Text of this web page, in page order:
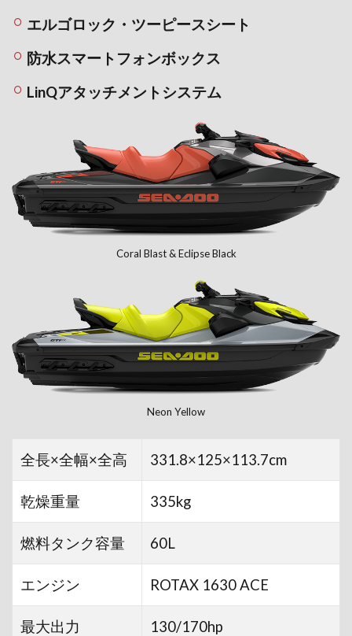
エルゴロック・ツーピースシート
防水スマートフォンボックス
LinQアタッチメントシステム
Coral Blast & Eclipse Black
Neon Yellow
全長×全幅×全高 331.8×125×113.7cm
乾燥重量 335kg
燃料タンク容量 60L
エンジン ROTAX 1630 ACE
最大出力 130/170hp